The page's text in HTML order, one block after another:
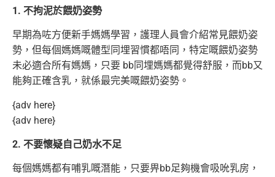
1. 不拘泥於餵奶姿勢
早期為咗方便新手媽媽學習，護理人員會介紹常見餵奶姿
勢，但每個媽媽嘅體型同埋習慣都唔同，特定嘅餵奶姿勢
未必適合所有媽媽，只要 bb同埋媽媽都覺得舒服，而bb又
能夠正確含乳，就係最完美嘅餵奶姿勢。
{adv here}
{adv here}
2. 不要懷疑自己奶水不足
每個媽媽都有哺乳嘅潛能，只要畀bb足夠機會吸吮乳房，